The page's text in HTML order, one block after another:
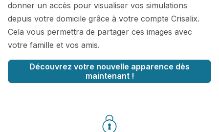
donner un accès pour visualiser vos simulations
depuis votre domicile grâce à votre compte Crisalix.
Cela vous permettra de partager ces images avec
votre famille et vos amis.
Découvrez votre nouvelle apparence dès
maintenant !